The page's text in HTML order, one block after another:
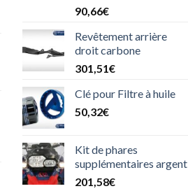
90,66€
Revêtement arrière
droit carbone
301,51€
Clé pour Filtre à huile
50,32€
Kit de phares
supplémentaires argent
201,58€